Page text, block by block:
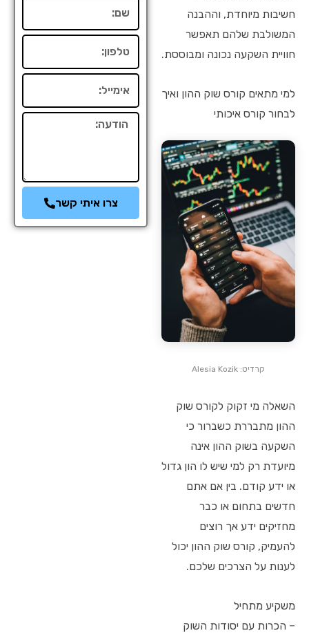
חשיבות מיוחדת, וההבנה
המשולבת שלהם תאפשר
חוויית השקעה נכונה ומבוססת.
למי מתאים קורס שוק ההון ואיך
לבחור קורס איכותי
קרדיט: Alesia Kozik
השאלה מי זקוק לקורס שוק
ההון מתבררת כשברור כי
השקעה בשוק ההון אינה
מיועדת רק למי שיש לו הון גדול
או ידע קודם. בין אם אתם
חדשים בתחום או כבר
מחזיקים ידע אך רוצים
להעמיק, קורס שוק ההון יכול
לענות על הצרכים שלכם.
משקיע מתחיל
– הכרות עם יסודות השוק
הודעה
צרו איתי קשר